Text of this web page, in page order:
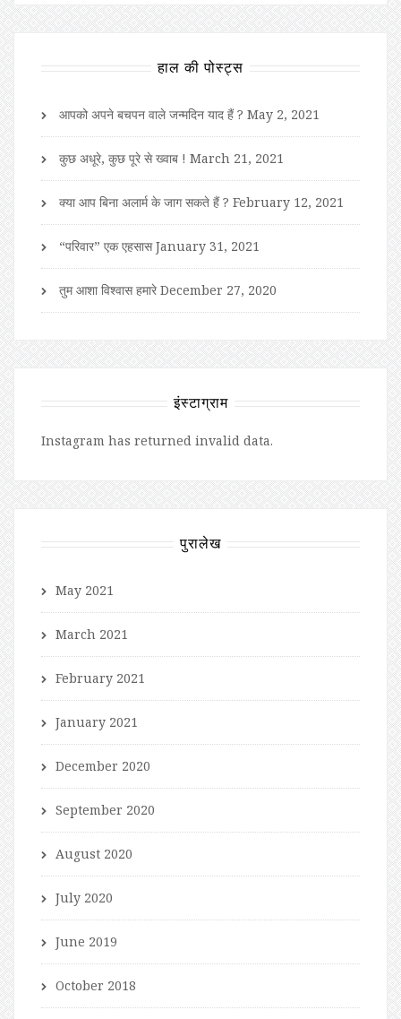
हाल की पोस्ट्स
आपको अपने बचपन वाले जन्मदिन याद हैं ? May 2, 2021
कुछ अधूरे, कुछ पूरे से ख्वाब ! March 21, 2021
क्या आप बिना अलार्म के जाग सकते हैं ? February 12, 2021
“परिवार” एक एहसास January 31, 2021
तुम आशा विश्वास हमारे December 27, 2020
इंस्टाग्राम
Instagram has returned invalid data.
पुरालेख
May 2021
March 2021
February 2021
January 2021
December 2020
September 2020
August 2020
July 2020
June 2019
October 2018